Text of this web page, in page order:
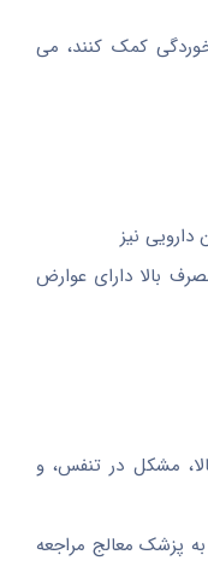
کمک کنند، می
نیز
بالا دارای عوارض
مشکل در تنفس، و
پزشک معالج مراجعه